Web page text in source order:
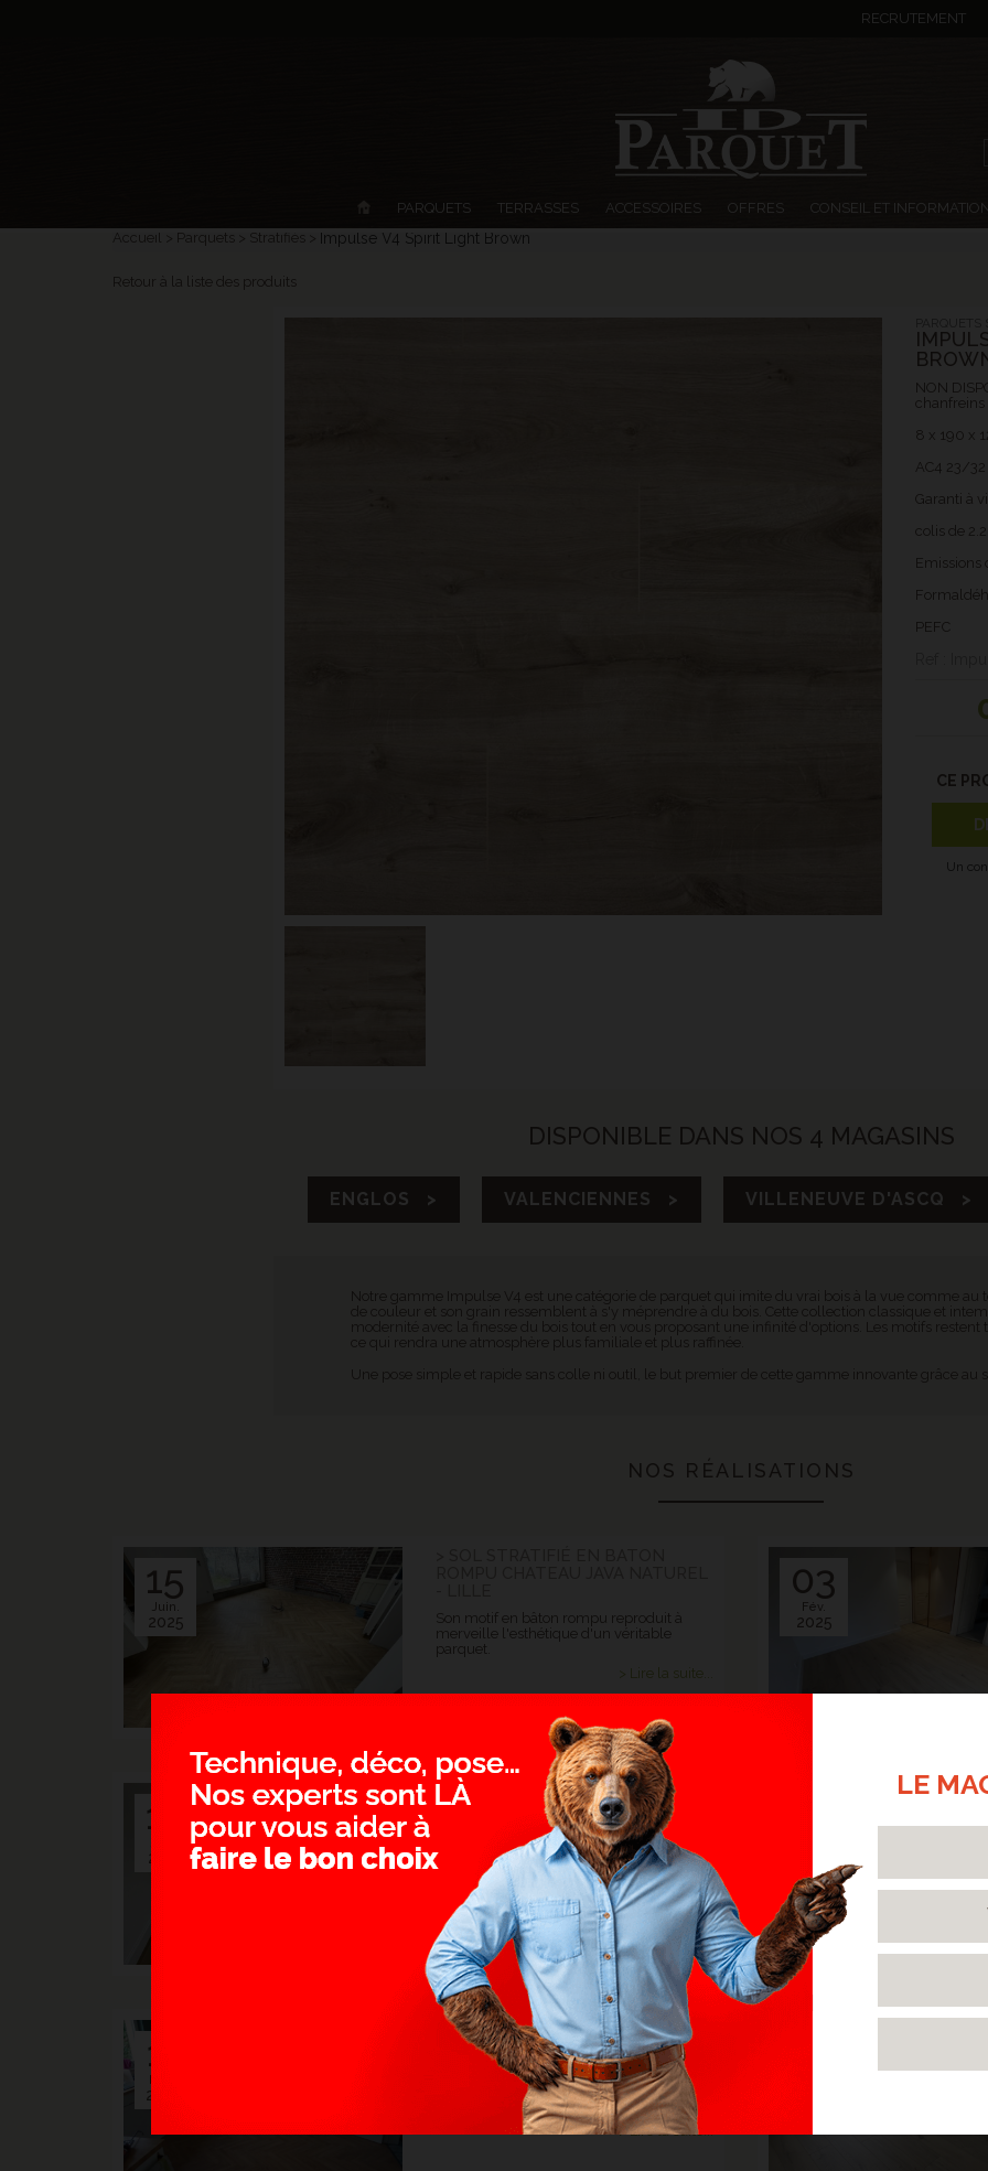
Accueil Parquets Stratifiés Impulse V4 Spirit Light Brown
Retour à la liste des produits
NON
chanfreins
8 x 190 x
AC4 23/32
Garanti à
colis de
Emissions
PEFC
CE
Un
DISPONIBLE DANS NOS 4 MAGASINS
ENGLOS > VALENCIENNES > VILLENEUVE D'ASCQ >
Notre gamme Impulse V4 est une catégorie de parquet qui imite du vrai bois à la vue comme au
de couleur et son grain ressemblent à s'y méprendre à du bois. Cette collection classique et
modernité avec la finesse du bois tout en vous proposant une infinité d'options. Les motifs restent
ce qui rendra une atmosphère plus familiale et plus raffinée.
Une pose simple et rapide sans colle ni outil, le but premier de cette gamme innovante grâce au
NOS RÉALISATIONS
15
Juin.
2025
Son motif en bâton rompu reproduit à
merveille l'esthétique d'un véritable
parquet.
> Lire la suite...
03
Fév.
2025
13
2025
> STRATIFIÉ CHÊNE NATURE
BROSSÉ CHAUD - MARCQ-EN-
Moins cher qu'un parquet massif ou
contrecollé, il offre un excellent rapport
qualité/prix.
> Lire la suite...
11
Mars.
2024
> POSE D'UN SOL STRATIFIÉ
BATON ROMPU - CHATEAU JAVA
NATURAL
Vous rêvez d'un intérieur majestueux à un
prix attractif ?
> Lire la suite...
RECRUTEMENT
PARQUETS TERRASSES ACCESSOIRES OFFRES CONSEIL ET
LE